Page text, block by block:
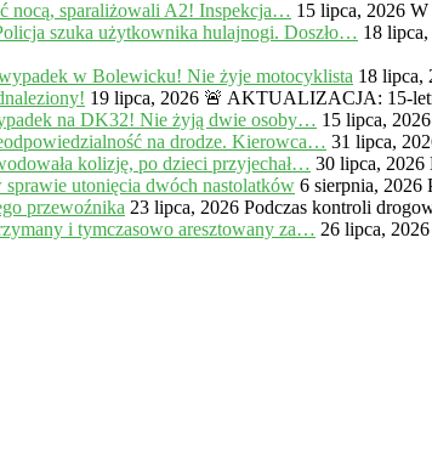
nocą, sparaliżowali A2! Inspekcja… 15 lipca, 2026 W
szuka użytkownika hulajnogi. Doszło… 18
w Bolewicku! Nie żyje motocyklista 18 lipca,
19 lipca, 2026 🚨 AKTUALIZACJA: 15-
na DK32! Nie żyją dwie osoby… 15 lipca, 2026
na drodze. Kierowca… 31 lipca,
kolizję, po dzieci przyjechał… 30 lipca, 2026
sprawie utonięcia dwóch nastolatków 6 sierpnia, 2026
przewoźnika 23 lipca, 2026 Podczas kontroli
i tymczasowo aresztowany za… 26 lipca, 2026